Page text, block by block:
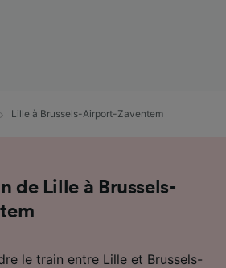
Lille à Brussels-Airport-Zaventem
de Lille à Brussels-
le train entre Lille et Brussels-
publicités et du contenu,